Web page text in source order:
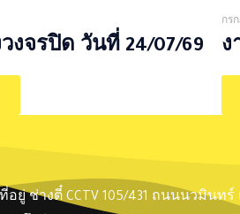
งจรปิด วันที่ 24/07/69
กร
ง
ที่อยู่ ช่างตี๋ CCTV 105/431 ถนนนวมินท